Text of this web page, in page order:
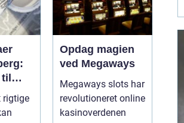
rigtige
Opdag magien
ved Megaways
Megaways slots har
revolutioneret online
kasinoverdenen